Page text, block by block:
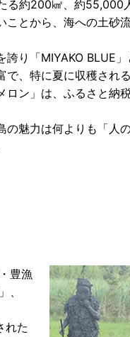
る約200㎢、約55,000
とから、海への土砂
り「MIYAKO BLUE」
、特に夏に収穫され
ン」は、ふるさと納
の魅力は何よりも「人
豊漁
、
れた